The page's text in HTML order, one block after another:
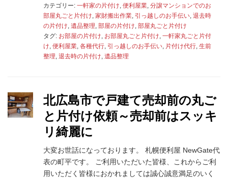
カテゴリー: 一軒家の片付け, 便利屋業, 分譲マンションでのお
部屋丸ごと片付け, 家財搬出作業, 引っ越しのお手伝い, 退去時
の片付け, 遺品整理, 部屋の片付け, 部屋丸ごと片付け
タグ: お部屋の片付け, お部屋丸ごと片付け, 一軒家丸ごと片付
け, 便利屋業, 各種代行, 引っ越しのお手伝い, 片付け代行, 生前
整理, 退去時の片付け, 遺品整理
北広島市で戸建て売却前の丸ご
と片付け依頼～売却前はスッキ
リ綺麗に
大変お世話になっております。 札幌便利屋 NewGate代
表の町平です。 ご利用いただいた皆様、これからご利
用いただく皆様におかれましては誠心誠意満足のいく